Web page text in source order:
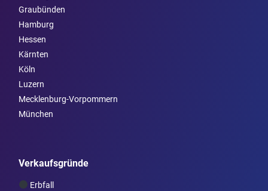
Graubünden
Hamburg
Hessen
Kärnten
Köln
Luzern
Mecklenburg-Vorpommern
München
Verkaufsgründe
Erbfall